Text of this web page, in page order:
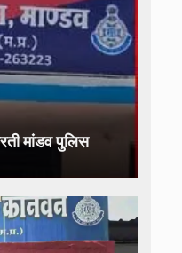
मांडव पुलिस